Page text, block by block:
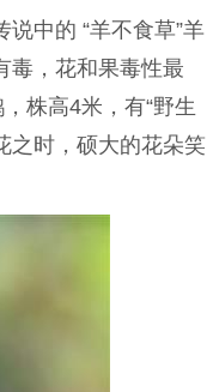
中的 “羊不食草”羊
毒，花和果毒性最
株高4米，有“野生
之时，硕大的花朵笑